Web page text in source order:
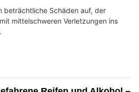
beträchtliche Schäden auf, der
mittelschweren Verletzungen ins